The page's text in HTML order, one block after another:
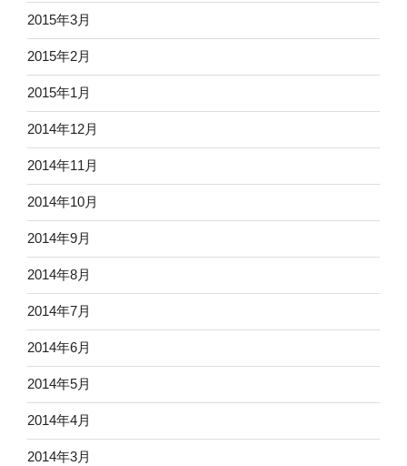
2015年3月
2015年2月
2015年1月
2014年12月
2014年11月
2014年10月
2014年9月
2014年8月
2014年7月
2014年6月
2014年5月
2014年4月
2014年3月